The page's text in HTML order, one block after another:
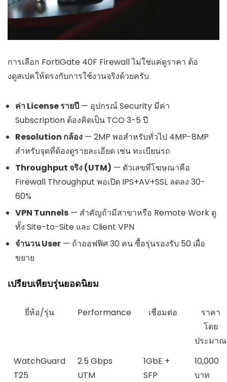
การเลือก FortiGate 40F Firewall ไม่ใช่แค่ดูราคา ต้อ
งดูสเปคให้ตรงกับการใช้งานจริงด้วยครับ
ค่า License รายปี — อุปกรณ์ Security มีค่า
Subscription ต้องคิดเป็น TCO 3-5 ปี
Resolution กล้อง — 2MP พอสำหรับทั่วไป 4MP-8MP
สำหรับจุดที่ต้องดูรายละเอียด เช่น ทะเบียนรถ
Throughput จริง (UTM) — ตัวเลขที่โฆษณาคือ
Firewall Throughput พอเปิด IPS+AV+SSL ลดลง 30-
60%
VPN Tunnels — สำคัญถ้ามีสาขาหรือ Remote Work ดู
ทั้ง Site-to-Site และ Client VPN
จำนวน User — ถ้าออฟฟิศ 30 คน ซื้อรุ่นรองรับ 50 เผื่อ
ขยาย
เปรียบเทียบรุ่นยอดนิยม
ยี่ห้อ/รุ่น Performance เชื่อมต่อ
ราคา
โดย
ประมาณ
WatchGuard
T25
2.5 Gbps
UTM
1GbE +
SFP
10,000
บาท